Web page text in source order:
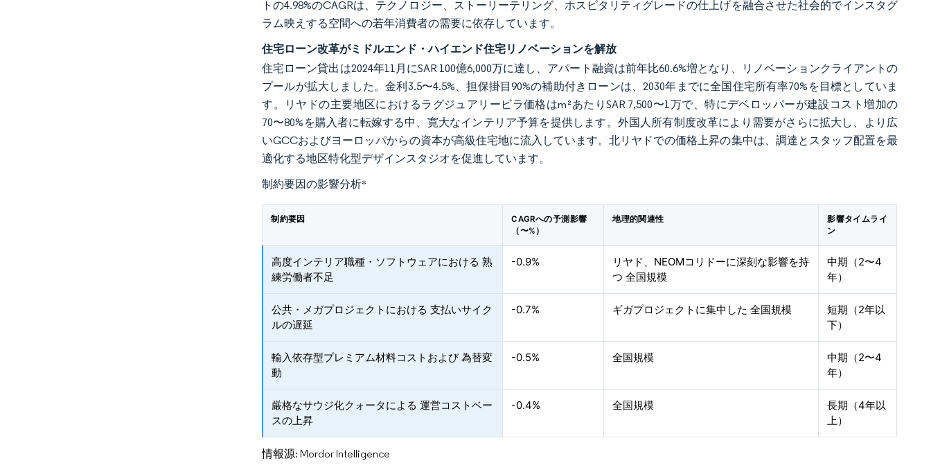
トの4.98%のCAGRは、テクノロジー、ストーリーテリング、ホスピタリティグレードの仕上げを融合させた社会的でインスタグ
ラム映えする空間への若年消費者の需要に依存しています。
住宅ローン改革がミドルエンド・ハイエンド住宅リノベーションを解放
住宅ローン貸出は2024年11月にSAR 100億6,000万に達し、アパート融資は前年比60.6%増となり、リノベーションクライアントの
プールが拡大しました。金利3.5〜4.5%、担保掛目90%の補助付きローンは、2030年までに全国住宅所有率70%を目標としていま
す。リヤドの主要地区におけるラグジュアリービラ価格はm²あたりSAR 7,500〜1万で、特にデベロッパーが建設コスト増加の
70〜80%を購入者に転嫁する中、寛大なインテリア予算を提供します。外国人所有制度改革により需要がさらに拡大し、より広
いGCCおよびヨーロッパからの資本が高級住宅地に流入しています。北リヤドでの価格上昇の集中は、調達とスタッフ配置を最
適化する地区特化型デザインスタジオを促進しています。
制約要因の影響分析*
制約要因
CAGRへの予測影響
（〜%）
地理的関連性
影響タイムライ
ン
高度インテリア職種・ソフトウェアにおける 熟
練労働者不足
-0.9%
リヤド、NEOMコリドーに深刻な影響を持
つ 全国規模
中期（2〜4
年）
公共・メガプロジェクトにおける 支払いサイク
ルの遅延
-0.7% ギガプロジェクトに集中した 全国規模
短期（2年以
下）
輸入依存型プレミアム材料コストおよび 為替変
動
-0.5% 全国規模
中期（2〜4
年）
厳格なサウジ化クォータによる 運営コストベー
スの上昇
-0.4% 全国規模
長期（4年以
上）
情報源: Mordor Intelligence